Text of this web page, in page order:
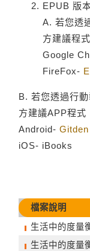
EPUB 版本
A. 若您透
方建議程式
Google
FireFox-
B. 若您透過行
方建議APP程式
Android-
iOS- iBooks
檔案說明
生活中的度量
生活中的度量